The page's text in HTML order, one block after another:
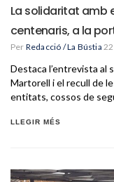
La solidaritat amb
centenaris, a la
Per Redacció / La Bústia
Destaca l’entrevista al
Martorell i el recull de
entitats, cossos de
LLEGIR MÉS